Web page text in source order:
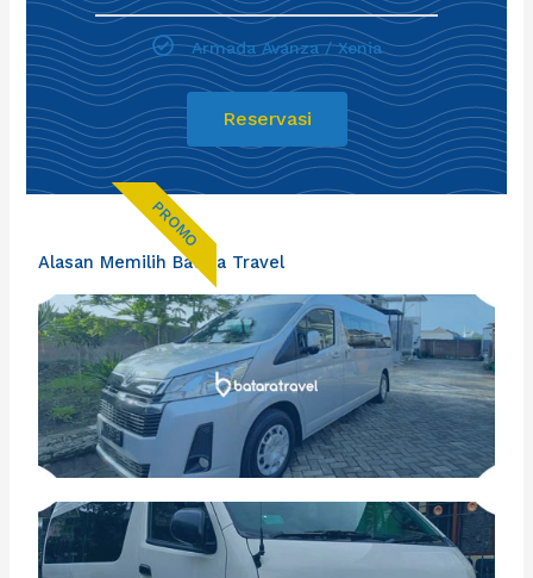
Armada Avanza / Xenia
Reservasi
PROMO
Alasan Memilih Batara Travel